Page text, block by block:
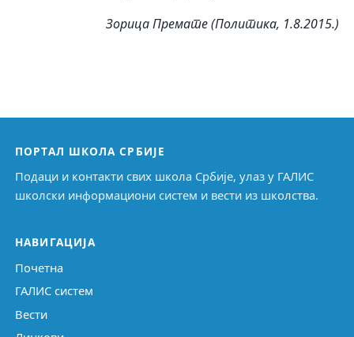
Зорица Премате (Политика, 1.8.2015.)
ПОРТАЛ ШКОЛА СРБИЈЕ
Подаци и контакти свих школа Србије, улаз у ГАЛИС
школски информациони систем и вести из школства.
НАВИГАЦИЈА
Почетна
ГАЛИС систем
Вести